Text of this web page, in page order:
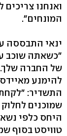
ואנחנו
המונחים".
"כשאתה שוכב
של החברה
להימנע
התשדיר:
שמוכנים
טוויסט בסוף